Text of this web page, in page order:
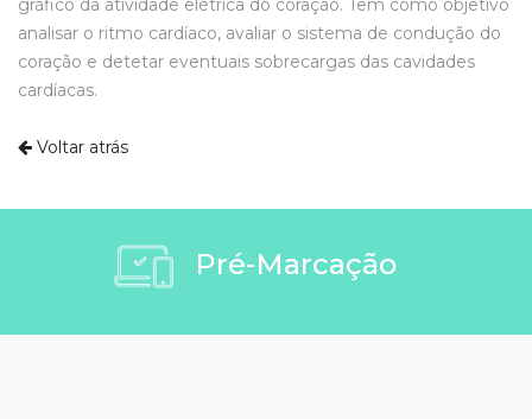
gráfico da atividade elétrica do coração. Tem como objetivo
analisar o ritmo cardíaco, avaliar o sistema de condução do
coração e detetar eventuais sobrecargas das cavidades
cardíacas.
Voltar atrás
Pré-Marcação